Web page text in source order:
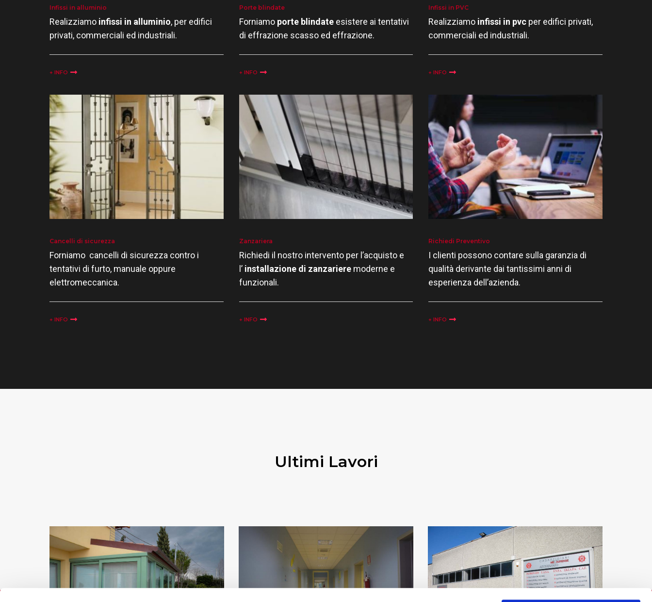
Infissi in alluminio
Realizziamo infissi in alluminio, per edifici
privati, commerciali ed industriali.
+ INFO
Porte blindate
Forniamo porte blindateesistere ai tentativi
di effrazione scasso ed effrazione.
+ INFO
Infissi in PVC
Realizziamo infissi in pvc per edifici privati,
commerciali ed industriali.
+ INFO
Cancelli di sicurezza
Forniamo cancelli di sicurezza contro i
tentativi di furto, manuale oppure
elettromeccanica.
+ INFO
Zanzariera
Richiedi il nostro intervento per l’acquisto e
l’ installazione di zanzarieremoderne e
funzionali.
+ INFO
Richiedi Preventivo
I clienti possono contare sulla garanzia di
qualità derivante dai tantissimi anni di
esperienza dell’azienda.
+ INFO
Ultimi Lavori
VILLA AL MARE
OSPEDALE
CASARTIGIANI